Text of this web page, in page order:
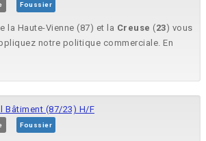
Foussier
la Haute-Vienne (87) et la Creuse (23) vous
notre politique commerciale. En
Bâtiment (87/23) H/F
Foussier